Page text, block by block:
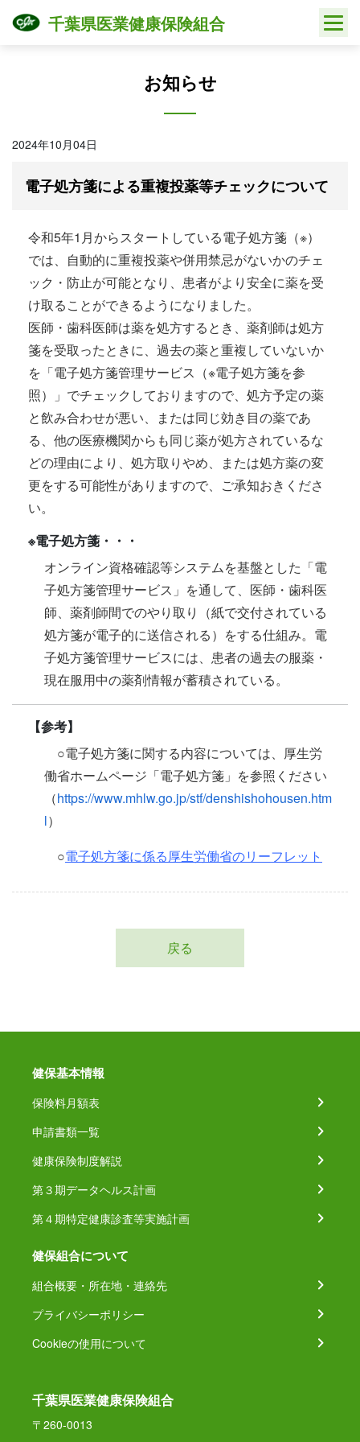
千葉県医業健康保険組合
お知らせ
2024年10月04日
電子処方箋による重複投薬等チェックについて
令和5年1月からスタートしている電子処方箋（※）
では、自動的に重複投薬や併用禁忌がないかのチェ
ック・防止が可能となり、患者がより安全に薬を受
け取ることができるようになりました。
医師・歯科医師は薬を処方するとき、薬剤師は処方
箋を受取ったときに、過去の薬と重複していないか
を「電子処方箋管理サービス（※電子処方箋を参
照）」でチェックしておりますので、処方予定の薬
と飲み合わせが悪い、または同じ効き目の薬であ
る、他の医療機関からも同じ薬が処方されているな
どの理由により、処方取りやめ、または処方薬の変
更をする可能性がありますので、ご承知おきくださ
い。
※電子処方箋・・・
オンライン資格確認等システムを基盤とした「電
子処方箋管理サービス」を通して、医師・歯科医
師、薬剤師間でのやり取り（紙で交付されている
処方箋が電子的に送信される）をする仕組み。電
子処方箋管理サービスには、患者の過去の服薬・
現在服用中の薬剤情報が蓄積されている。
【参考】
○電子処方箋に関する内容については、厚生労
働省ホームページ「電子処方箋」を参照ください
（https://www.mhlw.go.jp/stf/denshishohousen.htm
l）
○電子処方箋に係る厚生労働省のリーフレット
戻る
健保基本情報
保険料月額表
申請書類一覧
健康保険制度解説
第３期データヘルス計画
第４期特定健康診査等実施計画
健保組合について
組合概要・所在地・連絡先
プライバシーポリシー
Cookieの使用について
千葉県医業健康保険組合
〒260-0013